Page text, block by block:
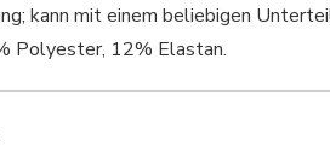
kann mit einem beliebigen
Polyester, 12% Elastan.